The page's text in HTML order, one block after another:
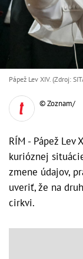
Pápež Lev XIV. (Zdroj:
© Zoznam/
RÍM - Pápež
kurióznej
zmene údajov,
uveriť, že na
cirkvi.